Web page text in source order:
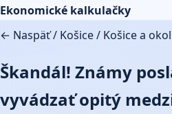
Ekonomické kalkulačky
← Naspäť/ Košice/ Košice a
Škandál! Známy
vyvádzať opitý